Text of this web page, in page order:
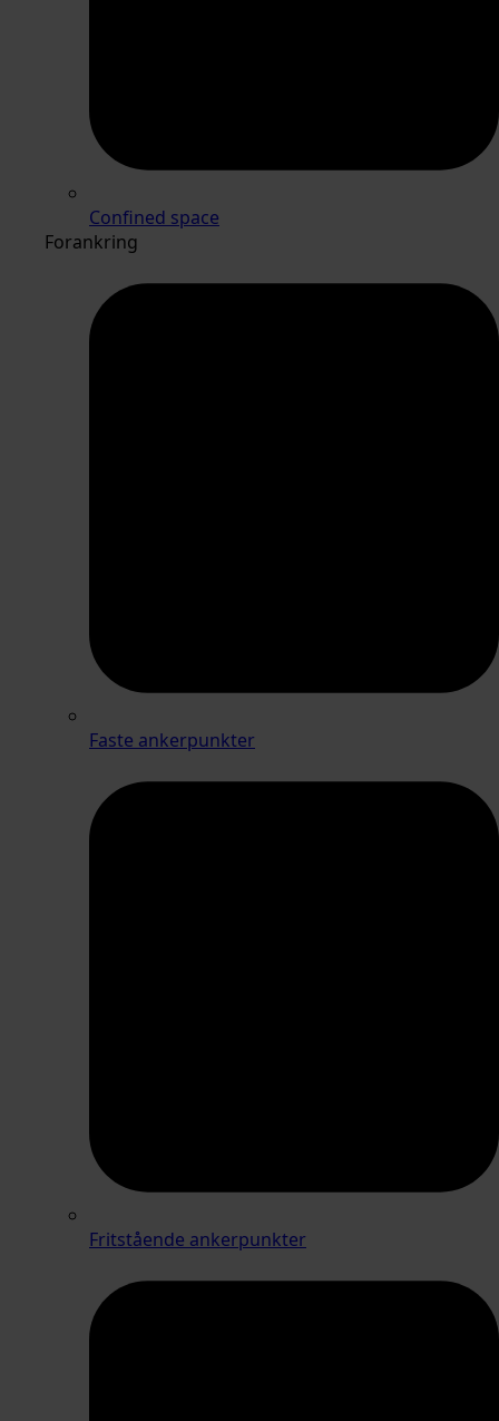
Confined space
Forankring
Faste ankerpunkter
Fritstående ankerpunkter